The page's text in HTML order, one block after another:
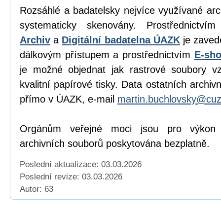
Rozsáhlé a badatelsky nejvíce využívané
systematicky skenovány.
Archiv a Digitální badatelna ÚAZKje
dálkovým přístupem a prostřednictvím E-
je možné objednat jak rastrové soubory
kvalitní papírové tisky. Data ostatních
přímo v ÚAZK, e-mail
Orgánům veřejné moci jsou pro výkon
archivních souborů poskytována bezplatně.
Poslední aktualizace: 03.03.2026
Poslední revize: 03.03.2026
Autor: 63